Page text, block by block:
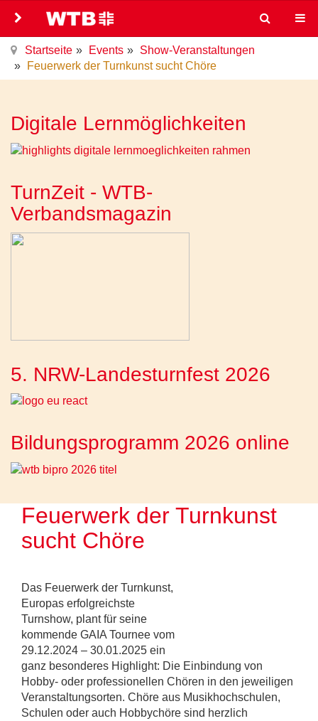
Startseite Events
Show-Veranstaltungen
Feuerwerk der Turnkunst sucht Chöre
Digitale Lernmöglichkeiten
TurnZeit - WTB-
Verbandsmagazin
5. NRW-Landesturnfest 2026
Bildungsprogramm 2026 online
Feuerwerk der Turnkunst
sucht Chöre
Das Feuerwerk der Turnkunst,
Europas erfolgreichste
Turnshow, plant für seine
kommende GAIA Tournee vom
29.12.2024 – 30.01.2025 ein
ganz besonderes Highlight: Die Einbindung von
Hobby- oder professionellen Chören in den jeweiligen
Veranstaltungsorten. Chöre aus Musikhochschulen,
Schulen oder auch Hobbychöre sind herzlich